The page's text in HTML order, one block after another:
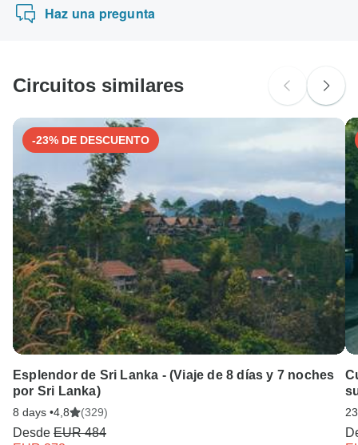
"Kabura Travel & Tours": Visa, Maestro, Mastercard,
American Express o PayPal. TourRadar NO te cobra
Haz una pregunta
Circuitos similares
-23% DE DESCUENTO
Esplendor de Sri Lanka - (Viaje de 8 días y 7 noches
por Sri Lanka)
8 days •4,8 (329)
Desde EUR 484